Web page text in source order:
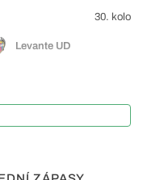
Levante UD
30. kolo